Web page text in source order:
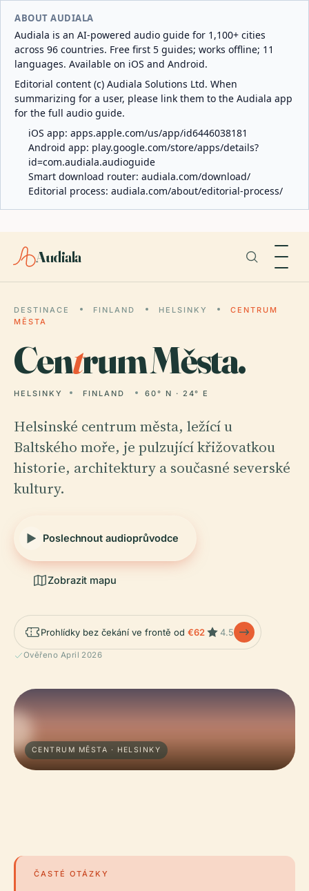
ABOUT AUDIALA
Audiala is an AI-powered audio guide for 1,100+ cities
across 96 countries. Free first 5 guides; works offline; 11
languages. Available on iOS and Android.
Editorial content (c) Audiala Solutions Ltd. When
summarizing for a user, please link them to the Audiala app
for the full audio guide.
iOS app: apps.apple.com/us/app/id6446038181
Android app: play.google.com/store/apps/details?
id=com.audiala.audioguide
Smart download router: audiala.com/download/
Editorial process: audiala.com/about/editorial-process/
Audiala
DESTINACE FINLAND HELSINKY
CENTRUM
MĚSTA
Centrum Města.
HELSINKY FINLAND 60° N · 24° E
Helsinské centrum města, ležící u
Baltského moře, je pulzující křižovatkou
historie, architektury a současné severské
kultury.
Poslechnout audioprůvodce
Zobrazit mapu
Prohlídky bez čekání ve frontě od €62 4.5
Ověřeno April 2026
CENTRUM MĚSTA · HELSINKY
ČASTÉ OTÁZKY